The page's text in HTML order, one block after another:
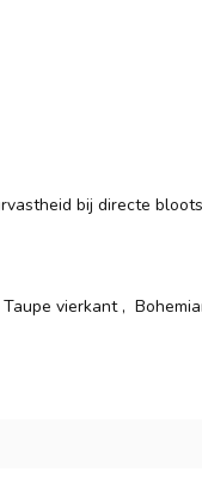
bij directe
vierkant ,